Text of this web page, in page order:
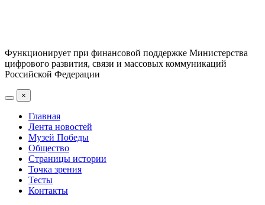
Функционирует при финансовой поддержке Министерства
цифрового развития, связи и массовых коммуникаций
Российской Федерации
×
Главная
Лента новостей
Музей Победы
Общество
Страницы истории
Точка зрения
Тесты
Контакты